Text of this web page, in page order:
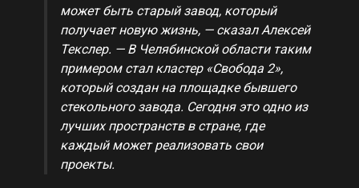
может быть старый завод, который
получает новую жизнь, — сказал Алексей
Текслер. — В Челябинской области таким
примером стал кластер «Свобода 2»,
который создан на площадке бывшего
стекольного завода. Сегодня это одно из
лучших пространств в стране, где
каждый может реализовать свои
проекты.